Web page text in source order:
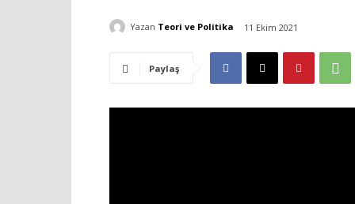
Yazan Teori ve Politika 11 Ekim 2021
Paylaş